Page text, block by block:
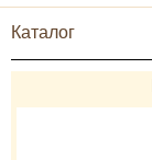
Каталог